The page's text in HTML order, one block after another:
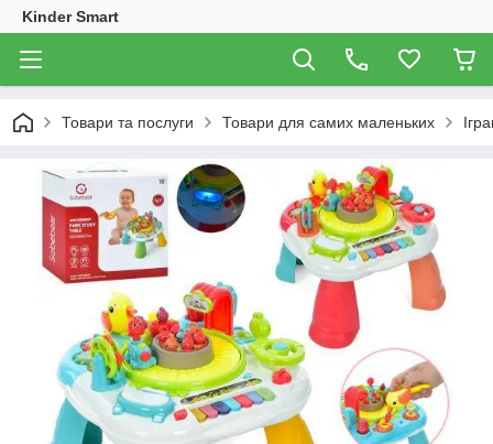
Kinder Smart
Товари та послуги Товари для самих маленьких